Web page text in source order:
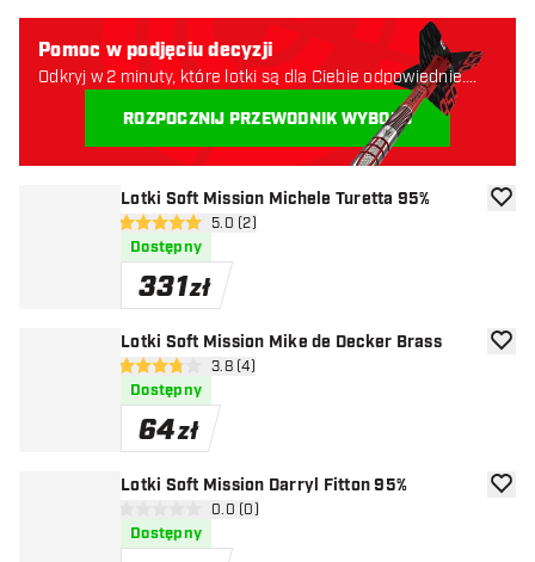
Lotki Soft Mission Michele Turetta 95%
otwórz panel recenzji
5 gwiazdki oceny5.0 (2)
Dostępny
331zł
Lotki Soft Mission Mike de Decker Brass
otwórz panel recenzji
3.8 gwiazdki oceny
3.8 (4)
Dostępny
64zł
Lotki Soft Mission Darryl Fitton 95%
otwórz panel recenzji
0 gwiazdki oceny0.0 (0)
Dostępny
Pomoc w podjęciu decyzji
Odkryj w 2 minuty, które lotki są dla Ciebie odpowiednie.
ROZPOCZNIJ PRZEWODNIK WYBORU